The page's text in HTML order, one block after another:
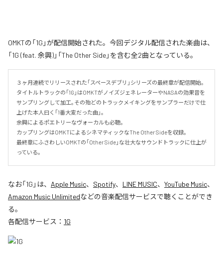
OMKTの「1G」が配信開始された。今回デジタル配信された楽曲は、
「1G (feat. 余興)」「The Other Side」を含む全2曲となっている。
３ヶ月連続でリリースされた｢スペースデブリ｣シリーズの最終章が配信開始｡
タイトルトラックの｢1G｣はOMKTがノイズジェネレーターやNASAの効果音を
サンプリングして加工｡その殆どのトラックメイキングをサンプラーだけで仕
上げた本人曰く｢1番大変だった曲｣。
余興によるポエトリーなヴォーカルも必聴｡
カップリングはOMKTによるシネマティックなThe Other Sideを収録｡
最終章にふさわしいOMKTの｢Other Side｣な壮大なサウンドトラックに仕上が
っている｡
なお「1G 」は、 Apple Music、 Spotify、 LINE MUSIC、 YouTube Music、
Amazon Music Unlimitedなどの音楽配信サービスで聴くことができ
る。
各配信サービス： 1G